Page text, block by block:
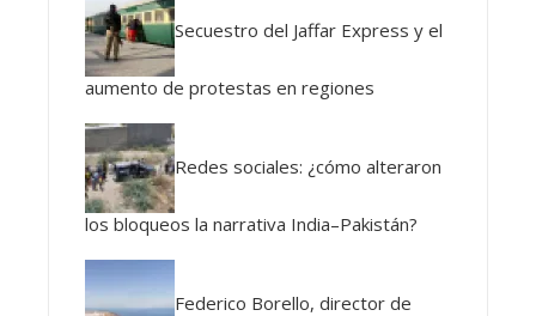
Secuestro del Jaffar Express y el
aumento de protestas en regiones
Redes sociales: ¿cómo alteraron
los bloqueos la narrativa India–Pakistán?
Federico Borello, director de